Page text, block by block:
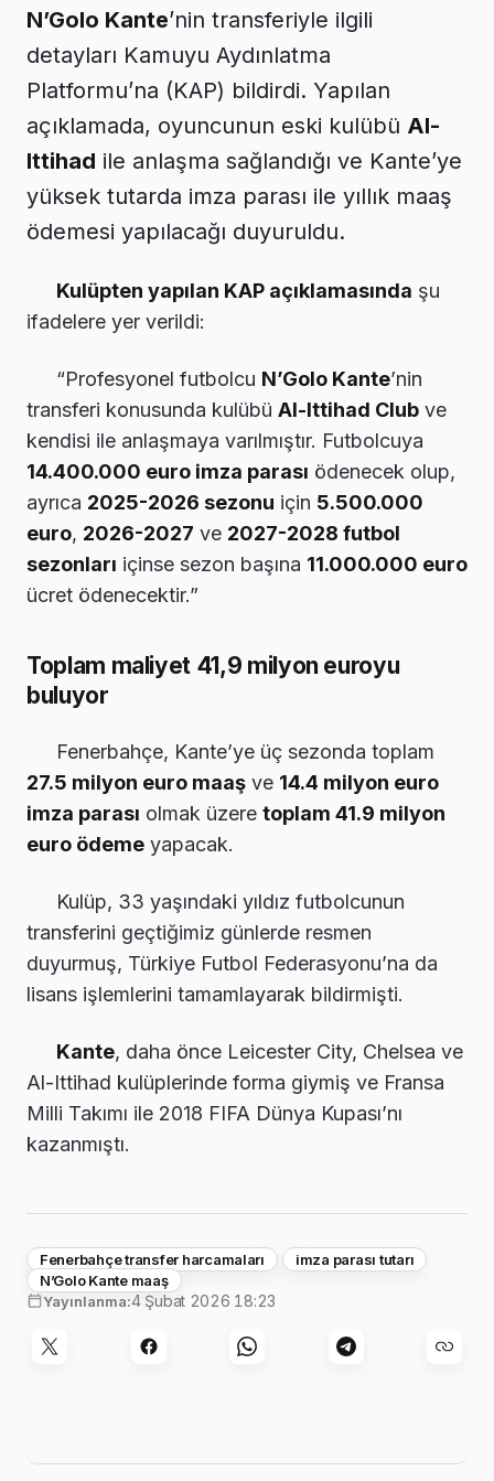
N’Golo Kante’nin transferiyle ilgili
detayları Kamuyu Aydınlatma
Platformu’na (KAP) bildirdi. Yapılan
açıklamada, oyuncunun eski kulübü Al-
Ittihad ile anlaşma sağlandığı ve Kante’ye
yüksek tutarda imza parası ile yıllık maaş
ödemesi yapılacağı duyuruldu.
Kulüpten yapılan KAP açıklamasında şu
ifadelere yer verildi:
“Profesyonel futbolcu N’Golo Kante’nin
transferi konusunda kulübü Al-Ittihad Club ve
kendisi ile anlaşmaya varılmıştır. Futbolcuya
14.400.000 euro imza parası ödenecek olup,
ayrıca 2025-2026 sezonu için 5.500.000
euro, 2026-2027 ve 2027-2028 futbol
sezonları içinse sezon başına 11.000.000 euro
ücret ödenecektir.”
Toplam maliyet 41,9 milyon euroyu
buluyor
Fenerbahçe, Kante’ye üç sezonda toplam
27.5 milyon euro maaş ve 14.4 milyon euro
imza parası olmak üzere toplam 41.9 milyon
euro ödeme yapacak.
Kulüp, 33 yaşındaki yıldız futbolcunun
transferini geçtiğimiz günlerde resmen
duyurmuş, Türkiye Futbol Federasyonu’na da
lisans işlemlerini tamamlayarak bildirmişti.
Kante, daha önce Leicester City, Chelsea ve
Al-Ittihad kulüplerinde forma giymiş ve Fransa
Milli Takımı ile 2018 FIFA Dünya Kupası’nı
kazanmıştı.
Fenerbahçe transfer harcamaları
imza parası tutarı
N’Golo Kante maaş
Yayınlanma:4 Şubat 2026 18:23